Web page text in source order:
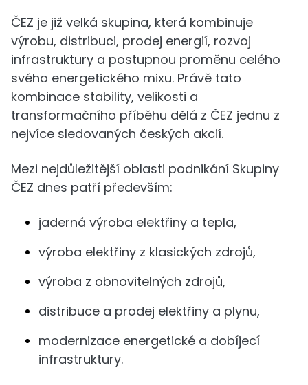
ČEZ je již velká skupina, která kombinuje
výrobu, distribuci, prodej energií, rozvoj
infrastruktury a postupnou proměnu celého
svého energetického mixu. Právě tato
kombinace stability, velikosti a
transformačního příběhu dělá z ČEZ jednu z
nejvíce sledovaných českých akcií.
Mezi nejdůležitější oblasti podnikání Skupiny
ČEZ dnes patří především:
jaderná výroba elektřiny a tepla,
výroba elektřiny z klasických zdrojů,
výroba z obnovitelných zdrojů,
distribuce a prodej elektřiny a plynu,
modernizace energetické a dobíjecí
infrastruktury.